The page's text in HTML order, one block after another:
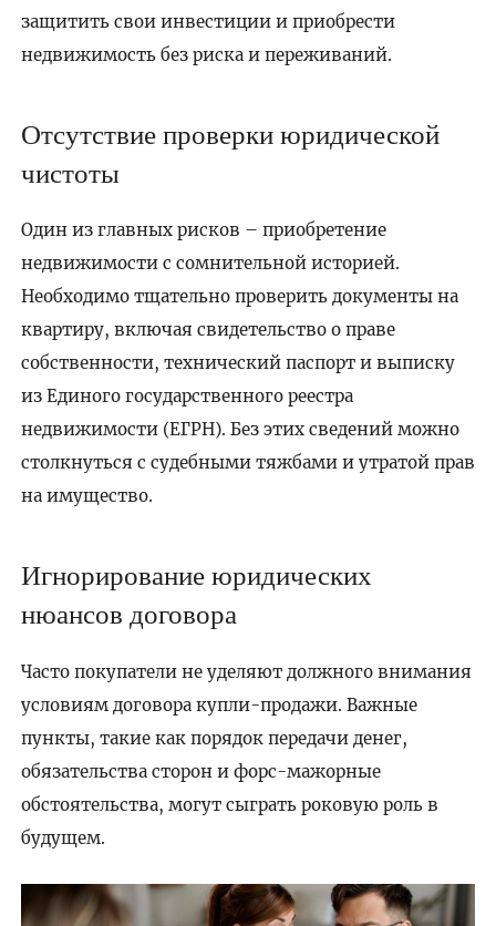
защитить свои инвестиции и приобрести
недвижимость без риска и переживаний.
Отсутствие проверки юридической
чистоты
Один из главных рисков – приобретение
недвижимости с сомнительной историей.
Необходимо тщательно проверить документы на
квартиру, включая свидетельство о праве
собственности, технический паспорт и выписку
из Единого государственного реестра
недвижимости (ЕГРН). Без этих сведений можно
столкнуться с судебными тяжбами и утратой прав
на имущество.
Игнорирование юридических
нюансов договора
Часто покупатели не уделяют должного внимания
условиям договора купли-продажи. Важные
пункты, такие как порядок передачи денег,
обязательства сторон и форс-мажорные
обстоятельства, могут сыграть роковую роль в
будущем.